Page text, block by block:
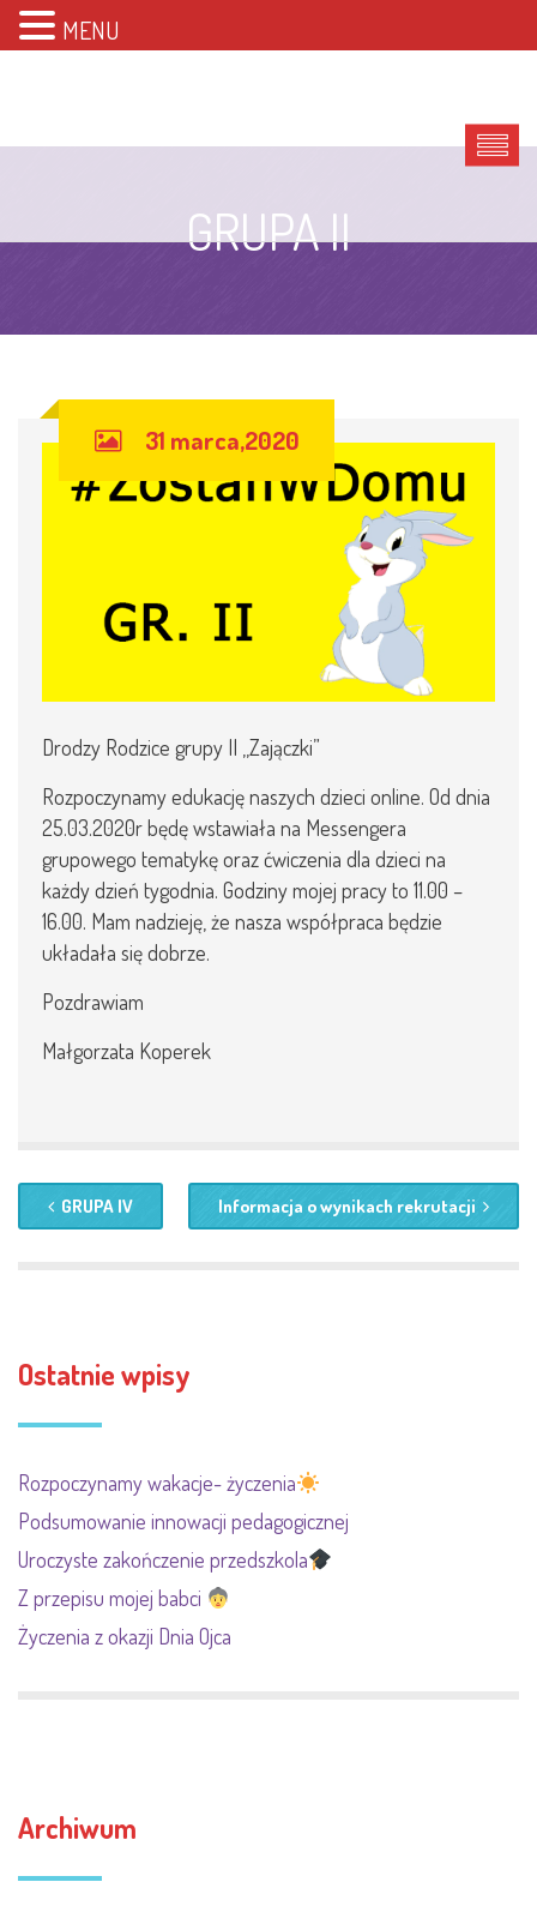
GRUPA II
31 marca,2020
Drodzy Rodzice grupy II ,,Zajączki”
Rozpoczynamy edukację naszych dzieci online. Od dnia
25.03.2020r będę wstawiała na Messengera
grupowego tematykę oraz ćwiczenia dla dzieci na
każdy dzień tygodnia. Godziny mojej pracy to 11.00 –
16.00. Mam nadzieję, że nasza współpraca będzie
układała się dobrze.
Pozdrawiam
Małgorzata Koperek
GRUPA IV Informacja o wynikach rekrutacji
Ostatnie wpisy
Rozpoczynamy wakacje- życzenia
Podsumowanie innowacji pedagogicznej
Uroczyste zakończenie przedszkola
Z przepisu mojej babci
Życzenia z okazji Dnia Ojca
Archiwum
MENU